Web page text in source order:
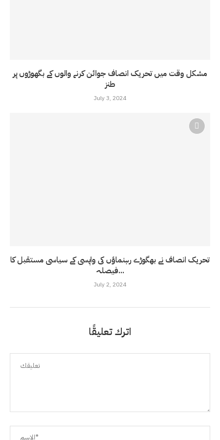
مشکل وقت میں تحریک انصاف جوائن کرنے والوں کے بگھوڑوں پر
طنز
July 3, 2024
تحریک انصاف نے بھگوڑے رہنماؤں کی واپسی کے سیاسی مستقبل کا
فیصلہ...
July 2, 2024
اترك تعليقًا